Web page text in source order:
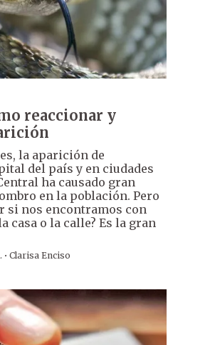
reaccionar y
la aparición de
del país y en ciudades
ha causado gran
en la población. Pero
si nos encontramos con
casa o la calle? Es la gran
· Clarisa Enciso